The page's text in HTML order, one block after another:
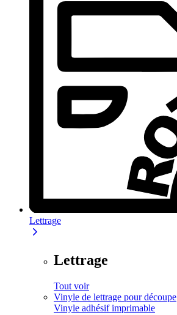
Lettrage
Lettrage
Tout voir
Vinyle de lettrage pour découpe
Vinyle adhésif imprimable